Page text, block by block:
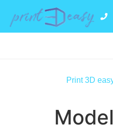
Print 3D